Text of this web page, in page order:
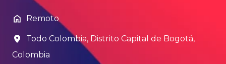
Remoto
Todo Colombia, Distrito Capital de Bogotá,
Colombia